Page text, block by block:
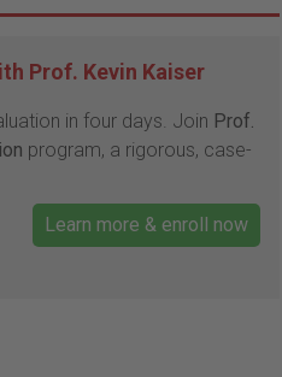
Prof. Kevin Kaiser
in four days. Join Prof.
program, a rigorous, case-
Learn more & enroll now